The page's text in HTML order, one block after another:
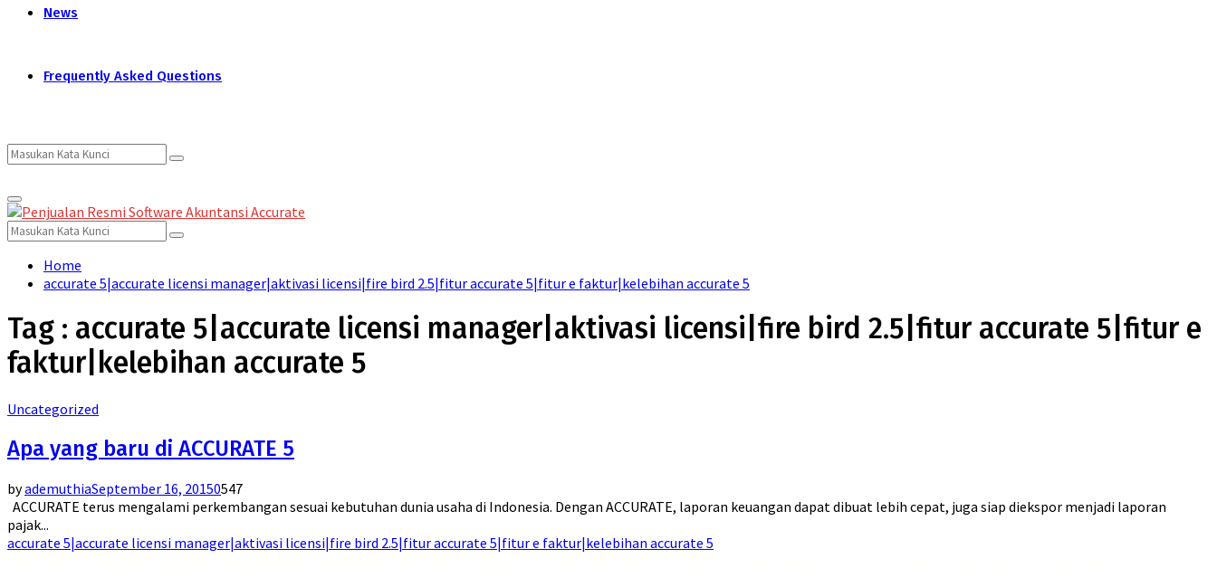
News
Frequently Asked Questions
Search
for:
Search
Primary
Menu
Search
for:
Search
Home
accurate 5|accurate licensi manager|aktivasi licensi|fire bird 2.5|fitur accurate 5|fitur e faktur|kelebihan accurate 5
Tag : accurate 5|accurate licensi manager|aktivasi licensi|fire bird 2.5|fitur accurate 5|fitur e
faktur|kelebihan accurate 5
Uncategorized
Apa yang baru di ACCURATE 5
byademuthiaSeptember 16, 20150547
ACCURATE terus mengalami perkembangan sesuai kebutuhan dunia usaha di Indonesia. Dengan ACCURATE, laporan keuangan dapat dibuat lebih cepat, juga siap diekspor menjadi laporan
pajak...
accurate 5|accurate licensi manager|aktivasi licensi|fire bird 2.5|fitur accurate 5|fitur e faktur|kelebihan accurate 5